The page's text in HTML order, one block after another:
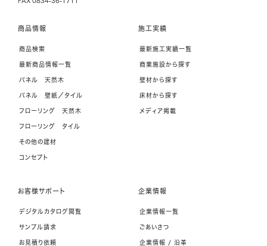
商品情報
商品検索
最新商品情報一覧
パネル 天然木
パネル 壁紙／タイル
フローリング 天然木
フローリング タイル
その他の建材
コンセプト
施工実績
最新施工実績一覧
商業施設から探す
壁材から探す
床材から探す
メディア掲載
お客様サポート
デジタルカタログ閲覧
サンプル請求
お見積り依頼
企業情報
企業情報一覧
ごあいさつ
企業情報 / 沿革